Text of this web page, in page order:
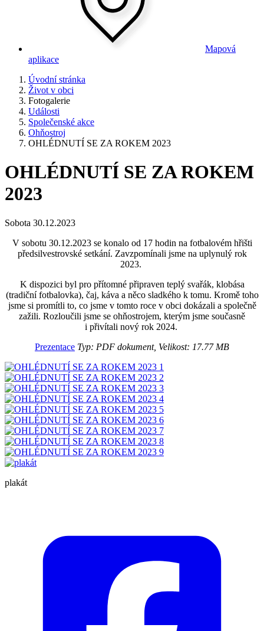
Mapová
aplikace
Úvodní stránka
Život v obci
Fotogalerie
Události
Společenské akce
Ohňostroj
OHLÉDNUTÍ SE ZA ROKEM 2023
OHLÉDNUTÍ SE ZA ROKEM
2023
Sobota 30.12.2023
V sobotu 30.12.2023 se konalo od 17 hodin na fotbalovém hřišti
předsilvestrovské setkání. Zavzpomínali jsme na uplynulý rok
2023.
K dispozici byl pro přítomné připraven teplý svařák, klobása
(tradiční fotbalovka), čaj, káva a něco sladkého k tomu. Kromě toho
jsme si promítli to, co jsme v tomto roce v obci dokázali a společně
zažili. Rozloučili jsme se ohňostrojem, kterým jsme současně
i přivítali nový rok 2024.
Prezentace Typ: PDF dokument, Velikost: 17.77 MB
plakát